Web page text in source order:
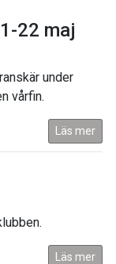
22 maj
under
vårfin.
Läs mer
Läs mer